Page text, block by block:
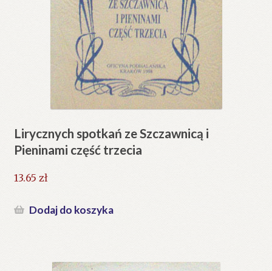
Lirycznych spotkań ze Szczawnicą i
Pieninami część trzecia
13.65 zł
Dodaj do koszyka